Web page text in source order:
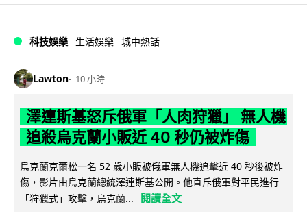
科技娛樂 生活娛樂 城中熱話
Lawton 10 小時
澤連斯基怒斥俄軍「人肉狩獵」 無人機
追殺烏克蘭小販近 40 秒仍被炸傷
烏克蘭克爾松一名 52 歲小販被俄軍無人機追擊近 40 秒後被炸
傷，影片由烏克蘭總統澤連斯基公開。他直斥俄軍對平民進行
「狩獵式」攻擊，烏克蘭...
閱讀全文